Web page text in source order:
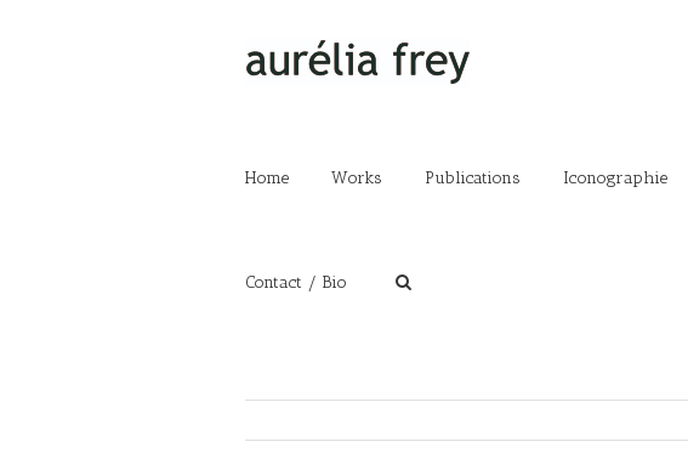
Home Works Publications Iconographie
Contact / Bio